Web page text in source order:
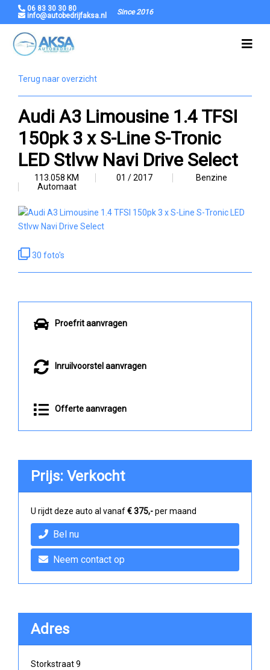
06 83 30 30 80
info@autobedrijfaksa.nl
Since 2016
Terug naar overzicht
Audi A3 Limousine 1.4 TFSI
150pk 3 x S-Line S-Tronic
LED Stlvw Navi Drive Select
113.058 KM 01 / 2017
Benzine
Automaat
30 foto's
Proefrit aanvragen
Inruilvoorstel aanvragen
Offerte aanvragen
Prijs: Verkocht
U rijdt deze auto al vanaf€ 375,-per maand
Bel nu
Neem contact op
Adres
Storkstraat 9